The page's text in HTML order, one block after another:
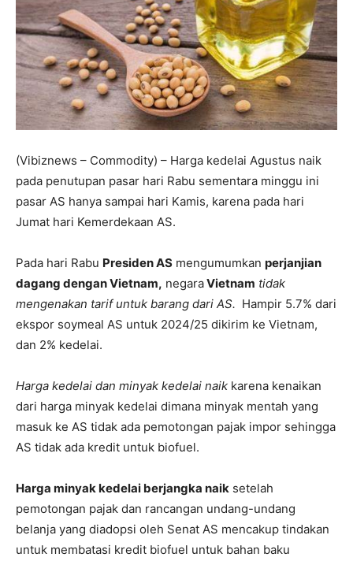
(Vibiznews – Commodity) – Harga kedelai Agustus naik
pada penutupan pasar hari Rabu sementara minggu ini
pasar AS hanya sampai hari Kamis, karena pada hari
Jumat hari Kemerdekaan AS.
Pada hari Rabu Presiden AS mengumumkan perjanjian
dagang dengan Vietnam, negaraVietnam tidak
mengenakan tarif untuk barang dari AS. Hampir 5.7% dari
ekspor soymeal AS untuk 2024/25 dikirim ke Vietnam,
dan 2% kedelai.
Harga kedelai dan minyak kedelai naik karena kenaikan
dari harga minyak kedelai dimana minyak mentah yang
masuk ke AS tidak ada pemotongan pajak impor sehingga
AS tidak ada kredit untuk biofuel.
Harga minyak kedelai berjangka naik setelah
pemotongan pajak dan rancangan undang-undang
belanja yang diadopsi oleh Senat AS mencakup tindakan
untuk membatasi kredit biofuel untuk bahan baku